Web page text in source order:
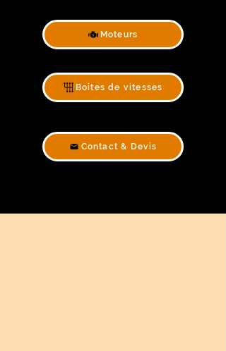
Moteurs
Boites de vitesses
Contact & Devis